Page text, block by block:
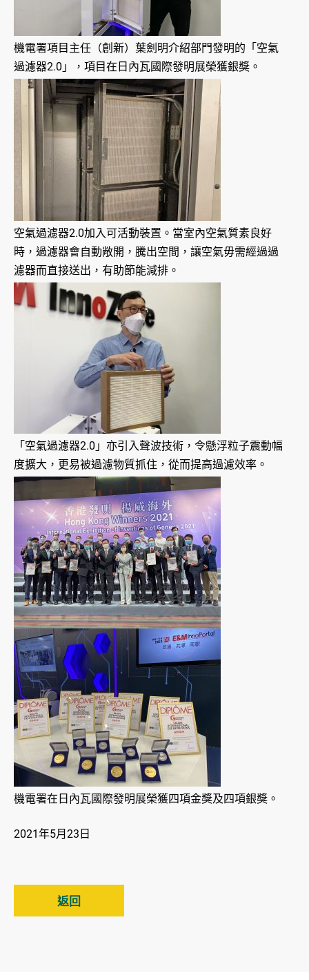
機電署項目主任（創新）葉劍明介紹部門發明的「空氣
過濾器2.0」，項目在日內瓦國際發明展榮獲銀獎。
空氣過濾器2.0加入可活動裝置。當室內空氣質素良好
時，過濾器會自動敞開，騰出空間，讓空氣毋需經過過
濾器而直接送出，有助節能減排。
「空氣過濾器2.0」亦引入聲波技術，令懸浮粒子震動幅
度擴大，更易被過濾物質抓住，從而提高過濾效率。
機電署在日內瓦國際發明展榮獲四項金獎及四項銀獎。
2021年5月23日
返回